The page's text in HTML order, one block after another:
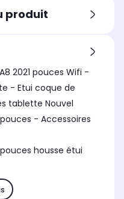
produit
pouces Wifi -
- Etui coque de
tablette Nouvel
étui